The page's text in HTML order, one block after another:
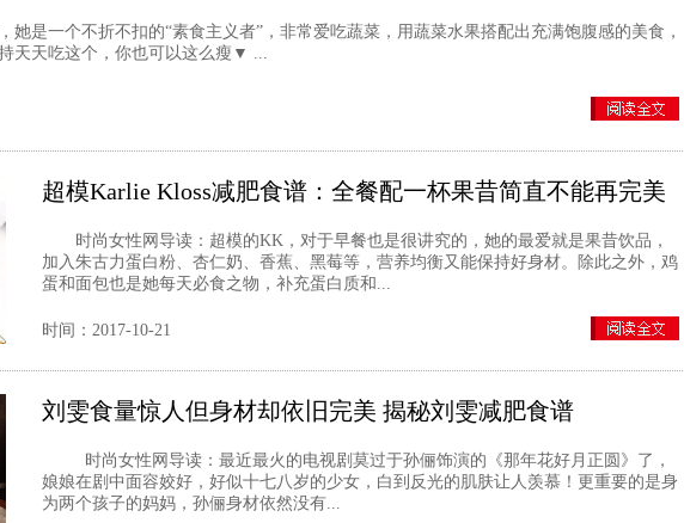
是一个不折不扣的“素食主义者”，非常爱吃蔬菜，用蔬菜水果搭配出充满饱腹感的美食，
天天吃这个，你也可以这么瘦▼ ...
超模Karlie Kloss减肥食谱：全餐配一杯果昔简直不能再完美
时尚女性网导读：超模的KK，对于早餐也是很讲究的，她的最爱就是果昔饮品，
加入朱古力蛋白粉、杏仁奶、香蕉、黑莓等，营养均衡又能保持好身材。除此之外，鸡
蛋和面包也是她每天必食之物，补充蛋白质和...
时间：2017-10-21
刘雯食量惊人但身材却依旧完美 揭秘刘雯减肥食谱
时尚女性网导读：最近最火的电视剧莫过于孙俪饰演的《那年花好月正圆》了，
娘娘在剧中面容姣好，好似十七八岁的少女，白到反光的肌肤让人羡慕！更重要的是身
为两个孩子的妈妈，孙俪身材依然没有...